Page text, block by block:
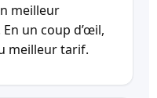
meilleur
un coup d’œil,
meilleur tarif.